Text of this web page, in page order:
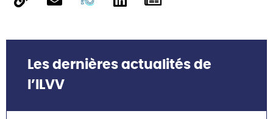
Les dernières actualités de
l’ILVV